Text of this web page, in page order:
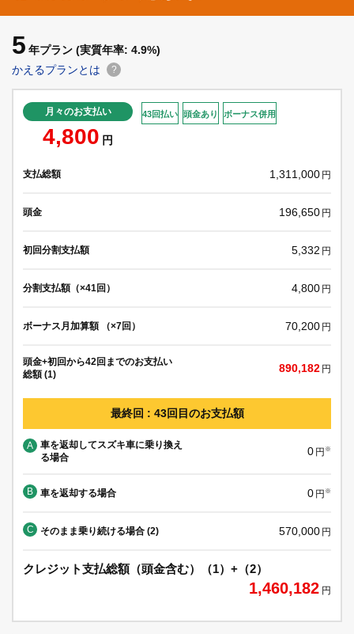
5 年プラン (実質年率: 4.9%)
かえるプランとは
?
月々のお支払い
4,800 円
43回払い 頭金あり ボーナス併用
支払総額 1,311,000 円
頭金 196,650 円
初回分割支払額 5,332 円
分割支払額（×41回） 4,800 円
ボーナス月加算額 （×7回） 70,200 円
頭金+初回から42回までのお支払い
総額 (1)
890,182 円
最終回 : 43回目のお支払額
A
車を返却してスズキ車に乗り換え
る場合
0 円 ※
B 車を返却する場合 0 円 ※
C そのまま乗り続ける場合 (2) 570,000 円
クレジット支払総額（頭金含む）（1）+（2）
1,460,182 円